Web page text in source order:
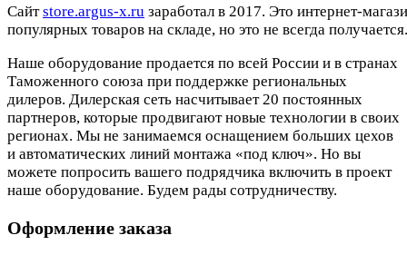
Cайтstore.argus-x.ru заработал в 2017. Это интернет-
популярных товаров на складе, но это не всегда
Наше оборудование продается по всей России и в странах
Таможенного союза при поддержке региональных
дилеров. Дилерская сеть насчитывает 20 постоянных
партнеров, которые продвигают новые технологии в своих
регионах. Мы не занимаемся оснащением больших цехов
и автоматических линий монтажа «под ключ». Но вы
можете попросить вашего подрядчика включить в проект
наше оборудование. Будем рады сотрудничеству.
Оформление заказа